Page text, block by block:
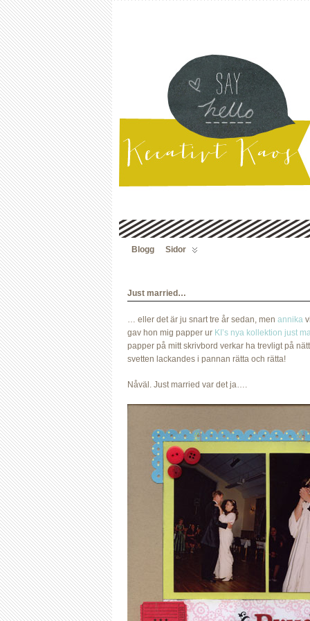
Blogg Sidor
Just married…
… eller det är ju snart tre år sedan, men annika
gav hon mig papper ur KI’s nya kollektion just
papper på mitt skrivbord verkar ha trevligt på
svetten lackandes i pannan rätta och rätta!
Nåväl. Just married var det ja….